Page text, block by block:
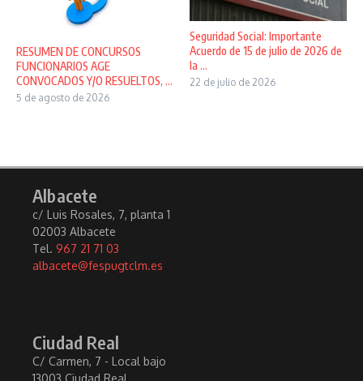
RESUMEN DE CONCURSOS
FUNCIONARIOS AGE
CONVOCADOS Y/O RESUELTOS, ...
5 de agosto de 2026
Seguridad Social: Importante
Acuerdo de 15 de julio de 2026 de
la ...
22 de julio de 2026
Albacete
c/ Luis Rosales, 7, planta 1
02003 Albacete
Tel. 967 21 71 03
albacete@fespugtclm.es
Ciudad Real
C/ Carmen, 7 - Local bajo
13003 Ciudad Real